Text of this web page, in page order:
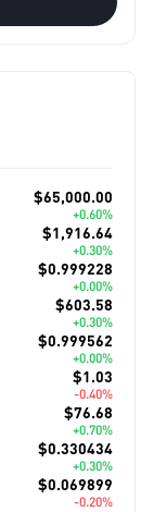
$65,000.00
+0.60%
$1,916.64
+0.30%
$0.999228
+0.00%
$603.58
+0.30%
$0.999562
+0.00%
$1.03
-0.40%
$76.68
+0.70%
$0.330434
+0.30%
$0.069899
-0.20%